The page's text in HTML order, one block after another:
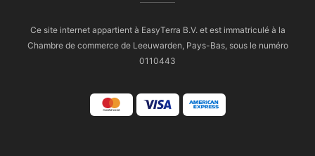
Ce site internet appartient à EasyTerra B.V. et est immatriculé à la
Chambre de commerce de Leeuwarden, Pays-Bas, sous le numéro
0110443